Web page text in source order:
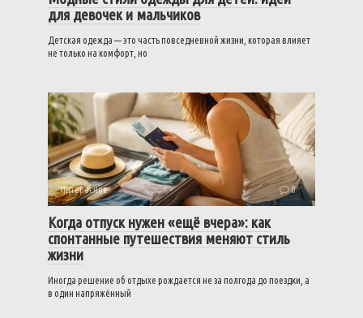
для девочек и мальчиков
Детская одежда — это часть повседневной жизни, которая влияет
не только на комфорт, но
Интересное 0
Когда отпуск нужен «ещё вчера»: как
спонтанные путешествия меняют стиль
жизни
Иногда решение об отдыхе рождается не за полгода до поездки, а
в один напряжённый